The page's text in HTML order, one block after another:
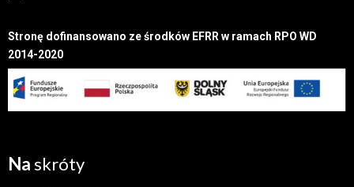
Stronę dofinansowano ze środków EFRR w ramach RPO WD
2014-2020
Naskróty